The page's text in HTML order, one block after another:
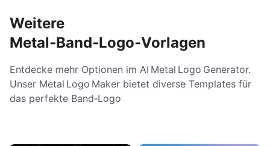
Weitere
Metal‑Band‑Logo‑Vorlagen
Entdecke mehr Optionen im AI Metal Logo Generator.
Unser Metal Logo Maker bietet diverse Templates für
das perfekte Band‑Logo